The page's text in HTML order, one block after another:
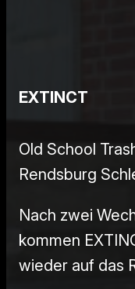
EXTINCT
Old School
Rendsburg
Nach zwei
kommen
wieder auf das